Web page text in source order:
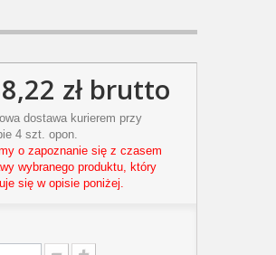
złbrutto
dostawa kurierem przy
4 szt. opon.
o zapoznanie się z czasem
wybranego produktu, który
się w opisie poniżej.